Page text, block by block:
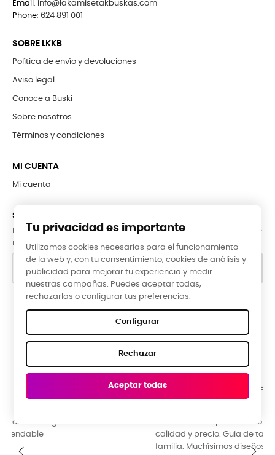
Email : info@lakamisetakbuskas.com
Phone: 624 891 001
SOBRE LKKB
Política de envío y devoluciones
Aviso legal
Conoce a Buski
Sobre nosotros
Términos y condiciones
MI CUENTA
Mi cuenta
SUBCRÍBETE A LA NEWSLETTER
Puede darse de baja en cualquier momento. Para ello, consulte
nuestra información de contacto en el aviso legal.
Google Reviews
★★★★★
Raquel Campos, hace 3 meses
La tienda ideal para una ropa diferente y original. Buena
calidad y precio. Guia de tallas perfecta. Ideal para toda la
familia. Muchísimos diseños y colores para escoger.
Tu privacidad es importante
Utilizamos cookies necesarias para el funcionamiento
de la web y, con tu consentimiento, cookies de análisis y
publicidad para mejorar tu experiencia y medir
nuestras campañas. Puedes aceptar todas,
rechazarlas o configurar tus preferencias.
Configurar
Rechazar
Aceptar todas